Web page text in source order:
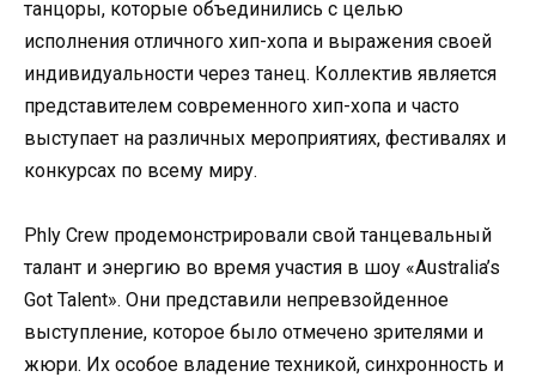
танцоры, которые объединились с целью
исполнения отличного хип-хопа и выражения своей
индивидуальности через танец. Коллектив является
представителем современного хип-хопа и часто
выступает на различных мероприятиях, фестивалях и
конкурсах по всему миру.
Phly Crew продемонстрировали свой танцевальный
талант и энергию во время участия в шоу «Australia’s
Got Talent». Они представили непревзойденное
выступление, которое было отмечено зрителями и
жюри. Их особое владение техникой, синхронность и